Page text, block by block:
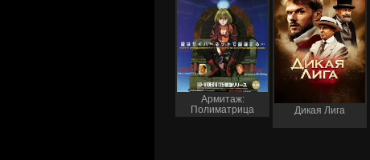
Армитаж:
Полиматрица
Дикая Лига